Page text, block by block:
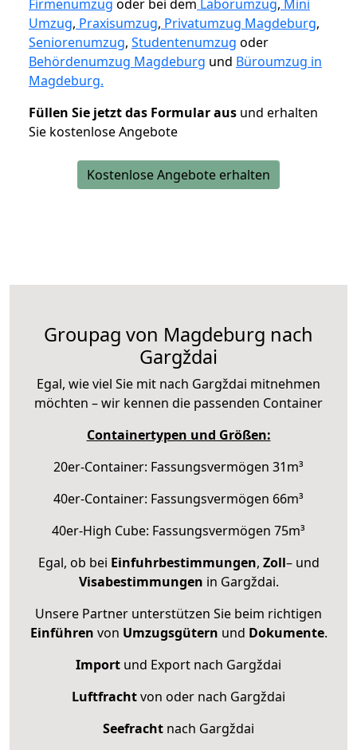
Firmenumzug oder bei dem Laborumzug, Mini
Umzug, Praxisumzug, Privatumzug Magdeburg,
Seniorenumzug, Studentenumzug oder
Behördenumzug Magdeburg und Büroumzug in
Magdeburg.
Füllen Sie jetzt das Formular aus und erhalten
Sie kostenlose Angebote
Kostenlose Angebote erhalten
Groupag von Magdeburg nach
Gargždai
Egal, wie viel Sie mit nach Gargždai mitnehmen
möchten – wir kennen die passenden Container
Containertypen und Größen:
20er-Container: Fassungsvermögen 31m³
40er-Container: Fassungsvermögen 66m³
40er-High Cube: Fassungsvermögen 75m³
Egal, ob bei Einfuhrbestimmungen, Zoll– und
Visabestimmungen in Gargždai.
Unsere Partner unterstützen Sie beim richtigen
Einführen von Umzugsgütern und Dokumente.
Import und Export nach Gargždai
Luftfrachtvon oder nach Gargždai
Seefracht nach Gargždai